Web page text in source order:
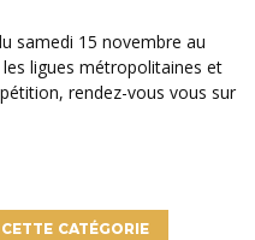
ligues métropolitaines et
rendez-vous vous sur
CATÉGORIE